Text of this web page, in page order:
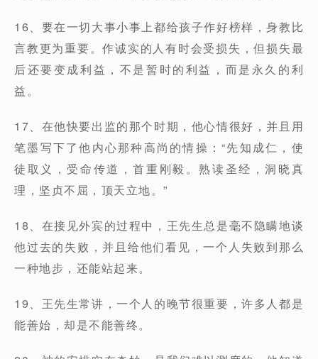
16、要在一切大事小事上都给孩子作好榜样，身教比
言教更为重要。作诚实的人有时会受损失，但损失最
后还要变成利益，不是暂时的利益，而是永久的利
益。
17、在他快要出监的那个时期，他心情很好，并且用
笔墨写下了他内心那种高尚的情操：“先知成仁，使
徒取义，受命传道，首重刚毅。熟读圣经，洞晓真
理，坚贞不屈，顶天立地。”
18、在接见外宾的过程中，王先生总是毫不隐瞒地谈
他过去的失败，并且给他们看见，一个人失败到那么
一种地步，还能站起来。
19、王先生常讲，一个人的晚节很重要，许多人都是
能善始，却是不能善终。